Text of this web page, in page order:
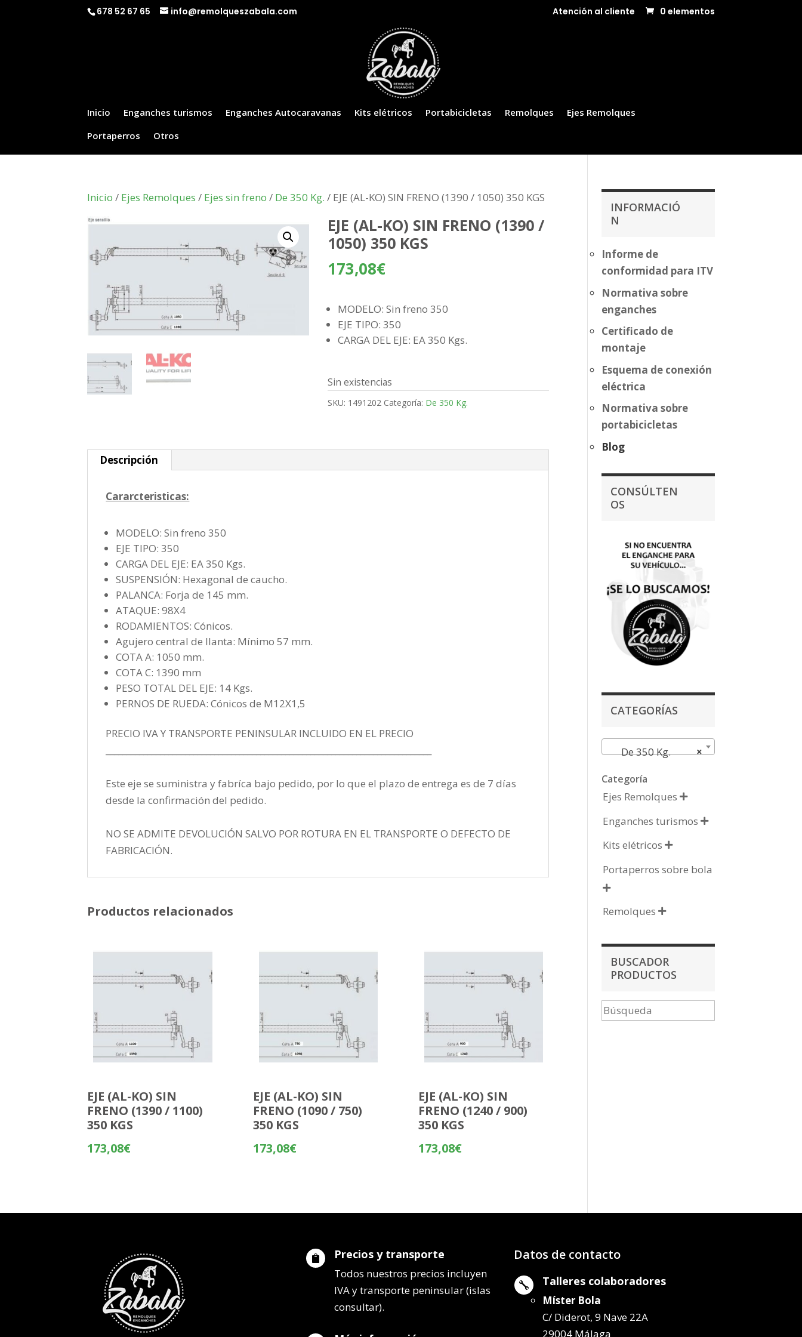
678 52 67 65 info@remolqueszabala.com Atención al cliente 0 elementos
Inicio Enganches turismos Enganches Autocaravanas Kits elétricos Portabicicletas Remolques
Ejes Remolques
Portaperros
Otros
Inicio / Ejes Remolques / Ejes sin freno / De 350 Kg. / EJE (AL-KO) SIN FRENO (1390 / 1050) 350 KGS
EJE (AL-KO) SIN FRENO (1390 /
1050) 350 KGS
173,08€
MODELO: Sin freno 350
EJE TIPO: 350
CARGA DEL EJE: EA 350 Kgs.
Sin existencias
SKU: 1491202 Categoría: De 350 Kg.
Descripción
Cararcteristicas:
MODELO: Sin freno 350
EJE TIPO: 350
CARGA DEL EJE: EA 350 Kgs.
SUSPENSIÓN: Hexagonal de caucho.
PALANCA: Forja de 145 mm.
ATAQUE: 98X4
RODAMIENTOS: Cónicos.
Agujero central de llanta: Mínimo 57 mm.
COTA A: 1050 mm.
COTA C: 1390 mm
PESO TOTAL DEL EJE: 14 Kgs.
PERNOS DE RUEDA: Cónicos de M12X1,5
PRECIO IVA Y TRANSPORTE PENINSULAR INCLUIDO EN EL PRECIO
Este eje se suministra y fabríca bajo pedido, por lo que el plazo de entrega es de 7 días
desde la confirmación del pedido.
NO SE ADMITE DEVOLUCIÓN SALVO POR ROTURA EN EL TRANSPORTE O DEFECTO DE
FABRICACIÓN.
Productos relacionados
EJE (AL-KO) SIN
FRENO (1390 / 1100)
350 KGS
173,08€
EJE (AL-KO) SIN
FRENO (1090 / 750)
350 KGS
173,08€
EJE (AL-KO) SIN
FRENO (1240 / 900)
350 KGS
173,08€
INFORMACIÓ
N
Informe de
conformidad para ITV
Normativa sobre
enganches
Certificado de
montaje
Esquema de conexión
eléctrica
Normativa sobre
portabicicletas
Blog
CONSÚLTEN
OS
CATEGORÍAS
×
De 350 Kg.
Categoría
Ejes Remolques 
Enganches turismos 
Kits elétricos 
Portaperros sobre bola

Remolques 
BUSCADOR
PRODUCTOS
 Precios y transporte
Todos nuestros precios incluyen
IVA y transporte peninsular (islas
consultar).
Datos de contacto
 Talleres colaboradores
Míster Bola
C/ Diderot, 9 Nave 22A
29004 Málaga